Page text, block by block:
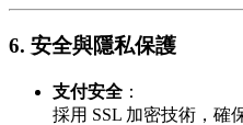
6. 安全與隱私保護
支付安全 ：
採用 SSL 加密技術，確